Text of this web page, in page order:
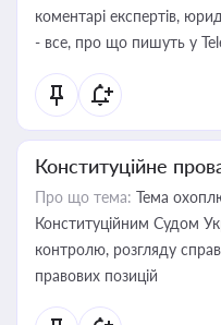
коментарі експертів,
- все, про що пишуть у
Конституційне
Про що тема: Тема
Конституційним Судом
контролю, розгляду
правових позицій